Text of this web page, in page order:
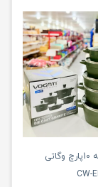
سرویس قابلمه 10پارچ وگاتی